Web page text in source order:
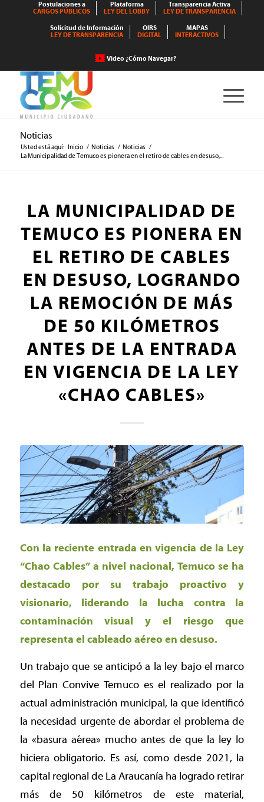
Postulaciones a
CARGOS PÚBLICOS
Plataforma
LEY DEL LOBBY
Transparencia Activa
LEY DE TRANSPARENCIA
Solicitud de Información
LEY DE TRANSPARENCIA
OIRS
DIGITAL
MAPAS
INTERACTIVOS
Video ¿Cómo Navegar?
Noticias
Usted está aquí: Inicio / Noticias / Noticias /
La Municipalidad de Temuco es pionera en el retiro de cables en desuso,...
LA MUNICIPALIDAD DE
TEMUCO ES PIONERA EN
EL RETIRO DE CABLES
EN DESUSO, LOGRANDO
LA REMOCIÓN DE MÁS
DE 50 KILÓMETROS
ANTES DE LA ENTRADA
EN VIGENCIA DE LA LEY
«CHAO CABLES»
Con la reciente entrada en vigencia de la Ley
“Chao Cables” a nivel nacional, Temuco se ha
destacado por su trabajo proactivo y
visionario, liderando la lucha contra la
contaminación visual y el riesgo que
representa el cableado aéreo en desuso.
Un trabajo que se anticipó a la ley bajo el marco
del Plan Convive Temuco es el realizado por la
actual administración municipal, la que identificó
la necesidad urgente de abordar el problema de
la «basura aérea» mucho antes de que la ley lo
hiciera obligatorio. Es así, como desde 2021, la
capital regional de La Araucanía ha logrado retirar
más de 50 kilómetros de este material,